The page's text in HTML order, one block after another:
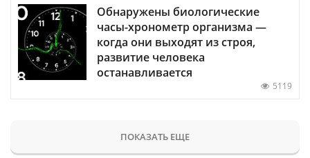
Обнаружены биологические
часы-хронометр организма —
когда они выходят из строя,
развитие человека
останавливается
5119
ПОКАЗАТЬ ЕЩЕ